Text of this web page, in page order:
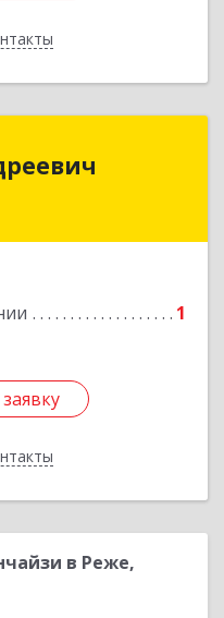
1
обл, Артемовский г,
в Реже,